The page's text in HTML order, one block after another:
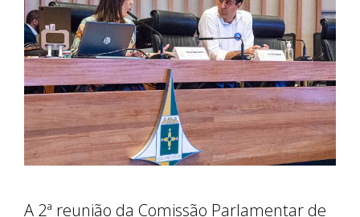
A 2ª reunião da Comissão Parlamentar de